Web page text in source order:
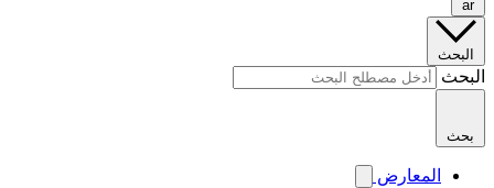
ar
البحث
البحث
بحث
المعارض